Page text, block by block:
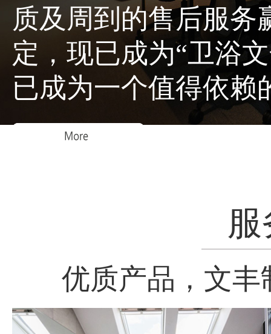
质及周到的售后服务
定，现已成为“卫浴
已成为一个值得依赖
优质产品，文丰